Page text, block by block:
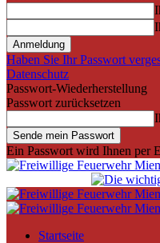
Haben Sie Ihr Passwort
Datenschutz
Passwort-Wiederherstellung
Passwort zurücksetzen
Ein Passwort wird Ihnen per
Startseite